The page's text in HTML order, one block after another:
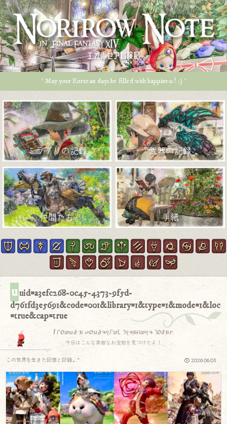
エオルゼア冒険記
* May your Eorzean days be filled with happiness ! :) *
ミラプリの記録 武器の記録
仲間たち 手紙
uuid=a3efc268-0c45-4373-9f5d-
d761fd3e5691&code=001&library=1&type=1&mode=1&loc
=true&cap=true
I found a wonderful treasure today.
今日はこんな素敵なお宝物を見つけたよ！
2026.06.03
この世界を生きた記憶と記録.｡.:*